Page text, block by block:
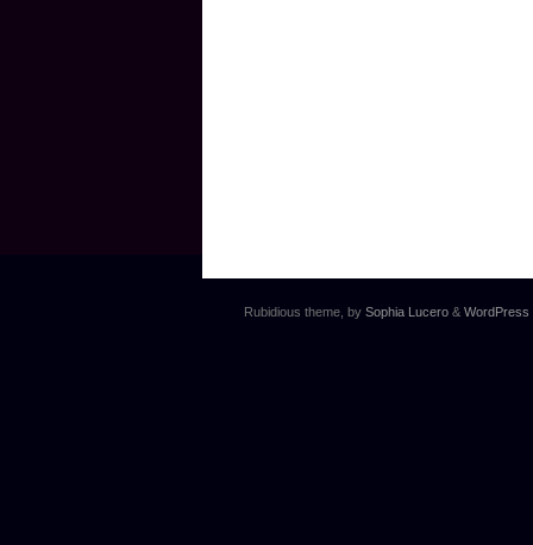
Rubidious theme, by Sophia Lucero& WordPress